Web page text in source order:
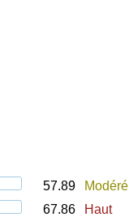
57.89
Modéré
67.86
Haut